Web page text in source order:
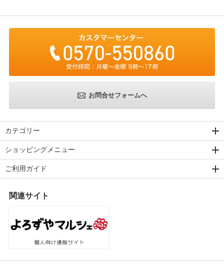
お問合せフォームへ
カテゴリー
ショッピングメニュー
ご利用ガイド
関連サイト